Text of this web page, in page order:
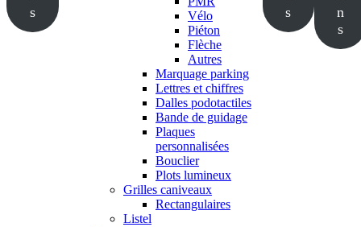
s
Vélo
Piéton
Flèche
Autres
Marquage parking
Lettres et chiffres
Dalles podotactiles
Bande de guidage
Plaques
personnalisées
Bouclier
Plots lumineux
Grilles caniveaux
Rectangulaires
Listel
s
n
s